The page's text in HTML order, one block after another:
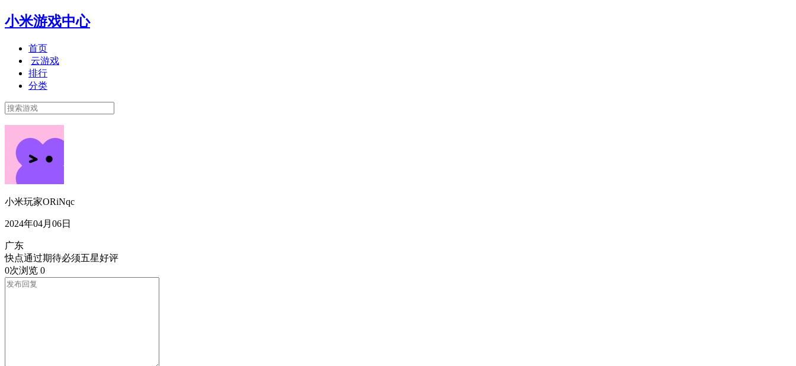
小米游戏中心
首页
云游戏
排行
分类
小米玩家ORiNqc
2024年04月06日
广东
快点通过期待必须五星好评
0次浏览 0